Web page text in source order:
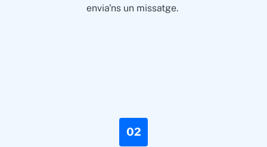
envia'ns un missatge.
02